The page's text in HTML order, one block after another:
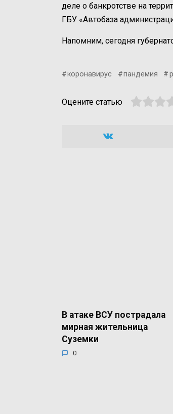
деле о банкротстве на
ГБУ «Автобаза
Напомним, сегодня
коронавирус пандемия
Оцените статью
В атаке ВСУ пострадала
мирная жительница
Суземки
0